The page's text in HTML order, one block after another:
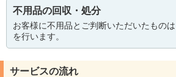
不用品の回収・処分
お客様に不用品とご判断いただいたもの
を行います。
サービスの流れ